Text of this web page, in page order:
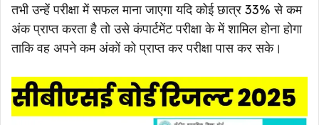
तभी उन्हें परीक्षा में सफल माना जाएगा यदि कोई छात्र 33% से कम
अंक प्राप्त करता है तो उसे कंपार्टमेंट परीक्षा के में शामिल होना होगा
ताकि वह अपने कम अंकों को प्राप्त कर परीक्षा पास कर सके।